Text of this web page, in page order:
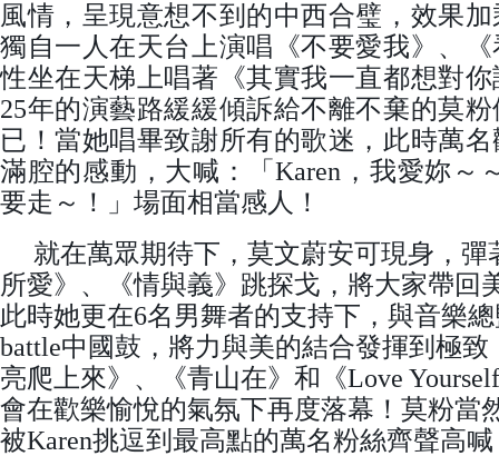
風情，呈現意想不到的中西合璧，效果
獨自一人在天台上演唱《不要愛我》、
性坐在天梯上唱著《其實我一直都想對
25年的演藝路緩緩傾訴給不離不棄的莫
已！當她唱畢致謝所有的歌迷，此時萬
滿腔的感動，大喊：「Karen，我愛妳～
要走～！」場面相當感人！
就在萬眾期待下，莫文蔚安可現身，彈
所愛》、《情與義》跳探戈，將大家帶回
此時她更在6名男舞者的支持下，與音樂
battle中國鼓，將力與美的結合發揮到極
亮爬上來》、《青山在》和《Love
會在歡樂愉悅的氣氛下再度落幕！莫粉當
被Karen挑逗到最高點的萬名粉絲齊聲高